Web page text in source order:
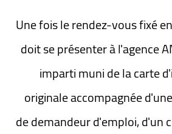
Une fois le rendez-vous fixé
doit se présenter à l'agence
imparti muni de la carte
originale accompagnée
de demandeur d'emploi, d'un